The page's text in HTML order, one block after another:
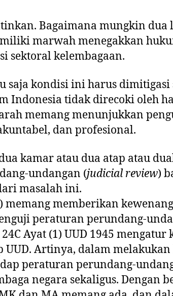
Bagaimana mungkin dua
marwah menegakkan
sektoral kelembagaan.
saja kondisi ini harus
Indonesia tidak direcoki oleh
memang menunjukkan
dan profesional.
kamar atau dua atap atau
undangan (judicial review)
masalah ini.
memang memberikan
peraturan perundang-
Ayat (1) UUD 1945
UUD. Artinya, dalam melakukan
peraturan perundang-
negara sekaligus. Dengan